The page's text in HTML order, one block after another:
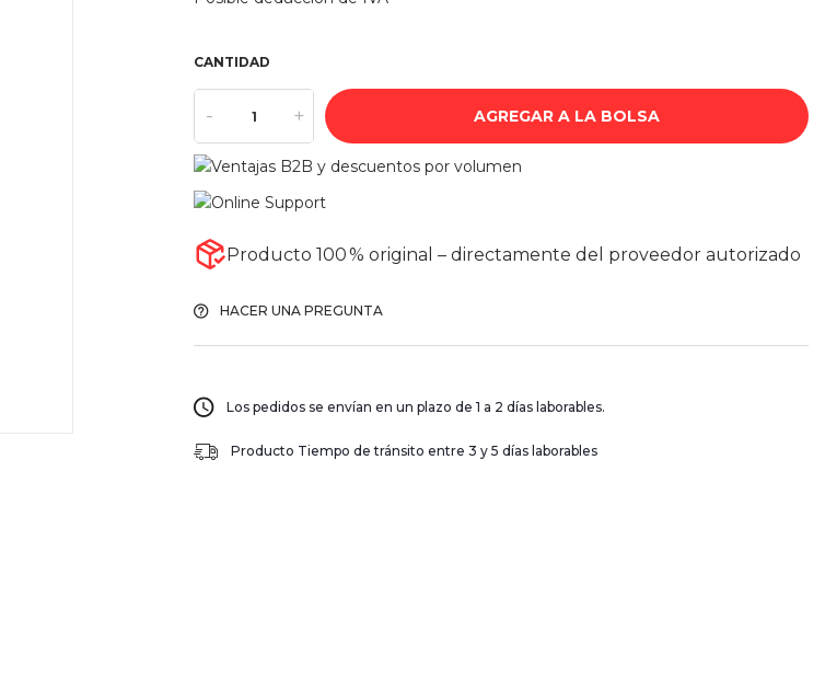
CANTIDAD
- + AGREGAR A LA BOLSA
Producto 100 % original – directamente del proveedor autorizado
HACER UNA PREGUNTA
Los pedidos se envían en un plazo de 1 a 2 días laborables.
Producto Tiempo de tránsito entre 3 y 5 días laborables